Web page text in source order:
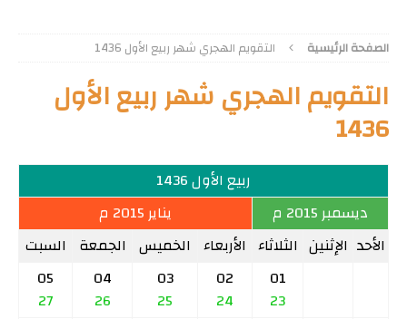
الصفحة الرئيسية التقويم الهجري شهر ربيع الأول 1436
التقويم الهجري شهر ربيع الأول
1436
ربيع الأول 1436
ديسمبر 2015 م
يناير 2015 م
الأحد الإثنين الثلاثاء الأربعاء الخميس الجمعة السبت
01
23
02
24
03
25
04
26
05
27